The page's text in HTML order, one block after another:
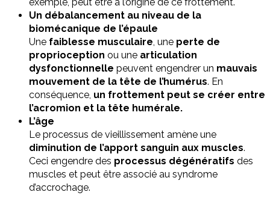
Un débalancement au niveau de la
biomécanique de l’épaule
Une faiblesse musculaire, une perte de
proprioception ou une articulation
dysfonctionnelle peuvent engendrer un mauvais
mouvement de la tête de l’humérus. En
conséquence, un frottement peut se créer entre
l’acromion et la tête humérale.
L’âge
Le processus de vieillissement amène une
diminution de l’apport sanguin aux muscles.
Ceci engendre des processus dégénératifs des
muscles et peut être associé au syndrome
d’accrochage.